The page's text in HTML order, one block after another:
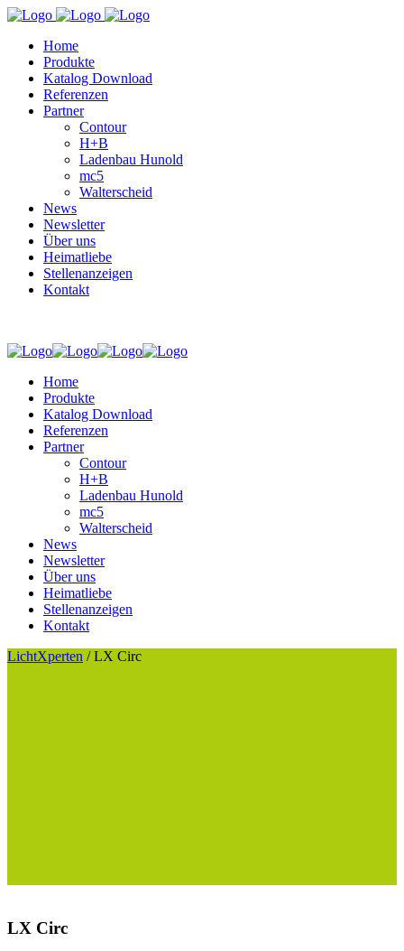
Home
Produkte
Katalog Download
Referenzen
Partner
Contour
H+B
Ladenbau Hunold
mc5
Walterscheid
News
Newsletter
Über uns
Heimatliebe
Stellenanzeigen
Kontakt
Home
Produkte
Katalog Download
Referenzen
Partner
Contour
H+B
Ladenbau Hunold
mc5
Walterscheid
News
Newsletter
Über uns
Heimatliebe
Stellenanzeigen
Kontakt
LichtXperten /LX Circ
LX Circ